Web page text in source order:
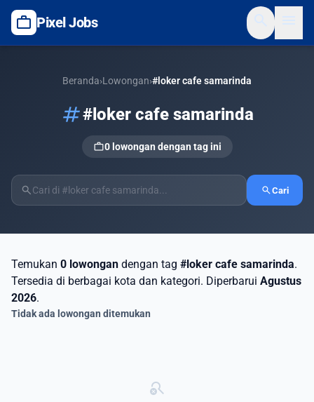
work Pixel Jobs
Beranda›Lowongan›#loker cafe samarinda
tag#loker cafe samarinda
work0 lowongan dengan tag ini
search searchCari
Temukan 0 lowongan dengan tag #loker cafe samarinda.
Tersedia di berbagai kota dan kategori. Diperbarui Agustus
2026.
Tidak ada lowongan ditemukan
search_off